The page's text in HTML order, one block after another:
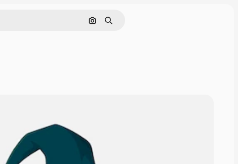
画像で検索
検索